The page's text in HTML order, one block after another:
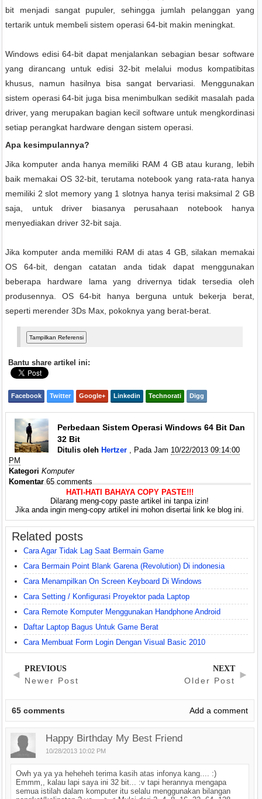
bit menjadi sangat pupuler, sehingga jumlah pelanggan yang
tertarik untuk membeli sistem operasi 64-bit makin meningkat.
Windows edisi 64-bit dapat menjalankan sebagian besar software
yang dirancang untuk edisi 32-bit melalui modus kompatibitas
khusus, namun hasilnya bisa sangat bervariasi. Menggunakan
sistem operasi 64-bit juga bisa menimbulkan sedikit masalah pada
driver, yang merupakan bagian kecil software untuk mengkordinasi
setiap perangkat hardware dengan sistem operasi.
Apa kesimpulannya?
Jika komputer anda hanya memiliki RAM 4 GB atau kurang, lebih
baik memakai OS 32-bit, terutama notebook yang rata-rata hanya
memiliki 2 slot memory yang 1 slotnya hanya terisi maksimal 2 GB
saja, untuk driver biasanya perusahaan notebook hanya
menyediakan driver 32-bit saja.
Jika komputer anda memiliki RAM di atas 4 GB, silakan memakai
OS 64-bit, dengan catatan anda tidak dapat menggunakan
beberapa hardware lama yang drivernya tidak tersedia oleh
produsennya. OS 64-bit hanya berguna untuk bekerja berat,
seperti merender 3Ds Max, pokoknya yang berat-berat.
Bantu share artikel ini:
Facebook Twitter Google+ Linkedin Technorati Digg
Perbedaan Sistem Operasi Windows 64 Bit Dan
32 Bit
Ditulis oleh Hertzer, Pada Jam 10/22/2013 09:14:00
PM
Kategori Komputer
Komentar65 comments
HATI-HATI BAHAYA COPY PASTE!!!
Dilarang meng-copy paste artikel ini tanpa izin!
Jika anda ingin meng-copy artikel ini mohon disertai link ke blog ini.
Related posts
Cara Agar Tidak Lag Saat Bermain Game
Cara Bermain Point Blank Garena (Revolution) Di indonesia
Cara Menampilkan On Screen Keyboard Di Windows
Cara Setting / Konfigurasi Proyektor pada Laptop
Cara Remote Komputer Menggunakan Handphone Android
Daftar Laptop Bagus Untuk Game Berat
Cara Membuat Form Login Dengan Visual Basic 2010
◄
PREVIOUS
Newer Post ►
NEXT
Older Post
65 comments Add a comment
Happy Birthday My Best Friend
10/28/2013 10:02 PM
Owh ya ya ya heheheh terima kasih atas infonya kang.... :)
Emmm,, kalau lapi saya ini 32 bit... :v tapi herannya mengapa
semua istilah dalam komputer itu selalu menggunakan bilangan